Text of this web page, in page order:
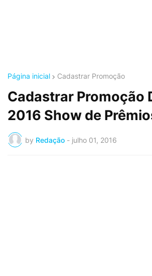
Página inicial Cadastrar Promoção
Cadastrar Promoção
2016 Show de
by Redação - julho 01, 2016